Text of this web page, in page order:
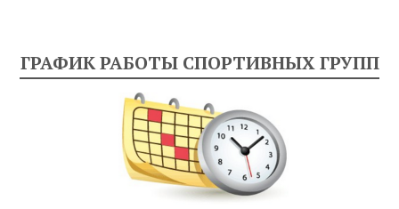
ГРАФИК РАБОТЫ СПОРТИВНЫХ ГРУПП